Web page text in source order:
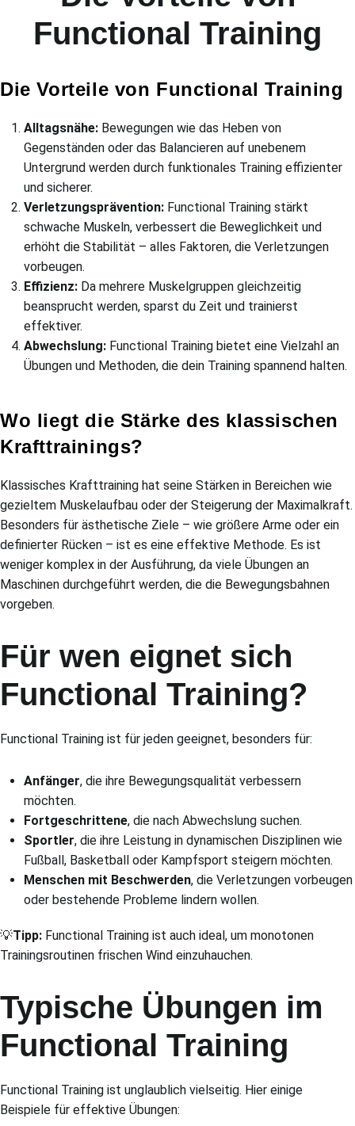
Functional Training
Die Vorteile von Functional Training
Alltagsnähe: Bewegungen wie das Heben von
Gegenständen oder das Balancieren auf unebenem
Untergrund werden durch funktionales Training effizienter
und sicherer.
Verletzungsprävention: Functional Training stärkt
schwache Muskeln, verbessert die Beweglichkeit und
erhöht die Stabilität – alles Faktoren, die Verletzungen
vorbeugen.
Effizienz: Da mehrere Muskelgruppen gleichzeitig
beansprucht werden, sparst du Zeit und trainierst
effektiver.
Abwechslung: Functional Training bietet eine Vielzahl an
Übungen und Methoden, die dein Training spannend halten.
Wo liegt die Stärke des klassischen
Krafttrainings?
Klassisches Krafttraining hat seine Stärken in Bereichen wie
gezieltem Muskelaufbau oder der Steigerung der Maximalkraft.
Besonders für ästhetische Ziele – wie größere Arme oder ein
definierter Rücken – ist es eine effektive Methode. Es ist
weniger komplex in der Ausführung, da viele Übungen an
Maschinen durchgeführt werden, die die Bewegungsbahnen
vorgeben.
Für wen eignet sich
Functional Training?
Functional Training ist für jeden geeignet, besonders für:
Anfänger, die ihre Bewegungsqualität verbessern
möchten.
Fortgeschrittene, die nach Abwechslung suchen.
Sportler, die ihre Leistung in dynamischen Disziplinen wie
Fußball, Basketball oder Kampfsport steigern möchten.
Menschen mit Beschwerden, die Verletzungen vorbeugen
oder bestehende Probleme lindern wollen.
💡Tipp: Functional Training ist auch ideal, um monotonen
Trainingsroutinen frischen Wind einzuhauchen.
Typische Übungen im
Functional Training
Functional Training ist unglaublich vielseitig. Hier einige
Beispiele für effektive Übungen: